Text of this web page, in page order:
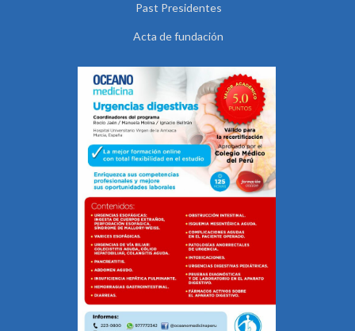
Past Presidentes
Acta de fundación